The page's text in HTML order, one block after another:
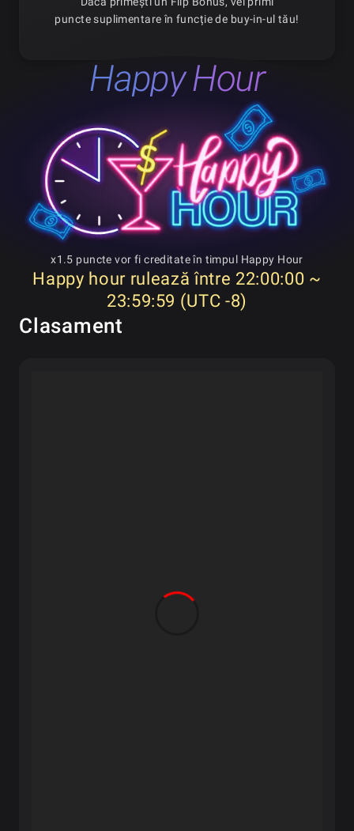
puncte suplimentare în funcție de buy-in-ul tău!
Happy Hour
x1.5 puncte vor fi creditate în timpul Happy Hour
Happy hour rulează între 22:00:00 ~
23:59:59 (UTC -8)
Clasament